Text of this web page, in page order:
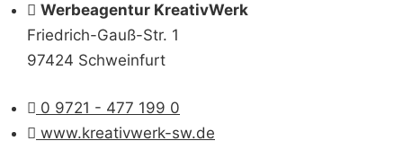
Werbeagentur KreativWerk
Friedrich-Gauß-Str. 1
97424 Schweinfurt
0 9721 - 477 199 0
www.kreativwerk-sw.de